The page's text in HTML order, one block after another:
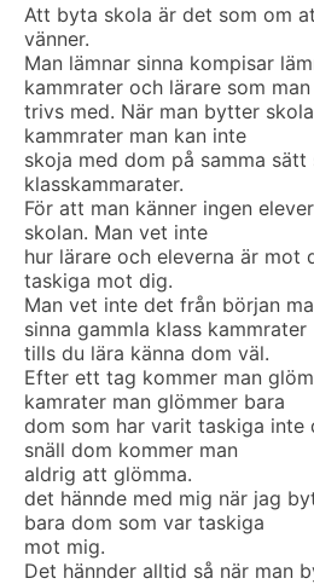
Att byta skola är det som om
vänner.
Man lämnar sinna kompisar
kammrater och lärare som man
trivs med. När man bytter
kammrater man kan inte
skoja med dom på samma
klasskammarater.
För att man känner ingen
skolan. Man vet inte
hur lärare och eleverna är mot
taskiga mot dig.
Man vet inte det från början
sinna gammla klass kammrater
tills du lära känna dom väl.
Efter ett tag kommer man
kamrater man glömmer bara
dom som har varit taskiga inte
snäll dom kommer man
aldrig att glömma.
det hännde med mig när jag
bara dom som var taskiga
mot mig.
Det hännder alltid så när man